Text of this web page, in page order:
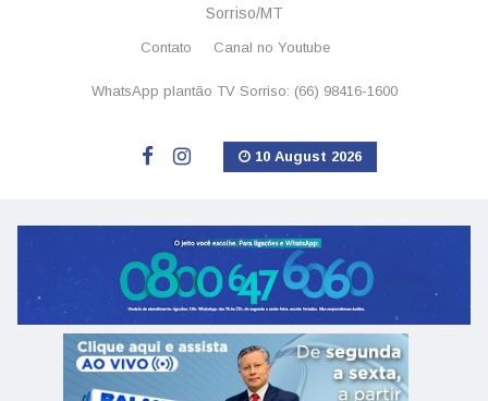
Sorriso/MT
Contato Canal no Youtube
WhatsApp plantão TV Sorriso: (66) 98416-1600
10 August 2026